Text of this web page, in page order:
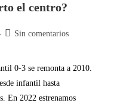
el centro?
Sin comentarios
0-3 se remonta a 2010.
infantil hasta
En 2022 estrenamos